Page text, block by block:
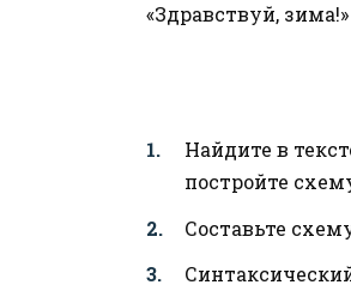
«Здравствуй,
Найдите в
постройте
Составьте